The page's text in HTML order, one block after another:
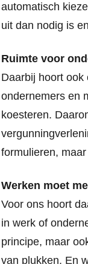
automatisch
uit dan nodig is
Ruimte voor
Daarbij hoort
ondernemers en
koesteren.
formulieren,
Werken moet
Voor ons hoort
in werk of
principe, maar
van plukken. En